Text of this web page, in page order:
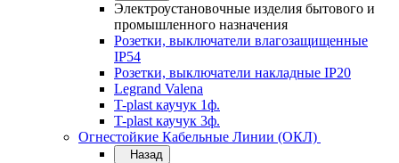
Электроустановочные изделия бытового и
промышленного назначения
Розетки, выключатели влагозащищенные
IP54
Розетки, выключатели накладные IP20
Legrand Valena
T-plast каучук 1ф.
T-plast каучук 3ф.
Огнестойкие Кабельные Линии (ОКЛ)
Назад